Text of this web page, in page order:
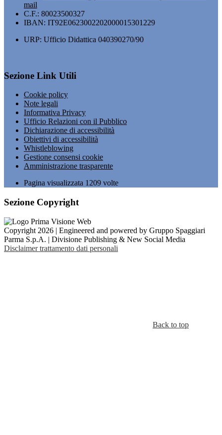
mail
C.F.: 80023500327
IBAN: IT92E0623002202000015301229
URP: Ufficio Didattica 040390270/90
Sezione Link Utili
Cookie policy
Note legali
Informativa Privacy
Ufficio Relazioni con il Pubblico
Dichiarazione di accessibilità
Obiettivi di accessibilità
Whistleblowing
Gestione consensi cookie
Amministrazione trasparente
Pagina visualizzata 1209 volte
Sezione Copyright
Copyright 2026 | Engineered and powered by Gruppo Spaggiari
Parma S.p.A. | Divisione Publishing & New Social Media
Disclaimer trattamento dati personali
Back to top